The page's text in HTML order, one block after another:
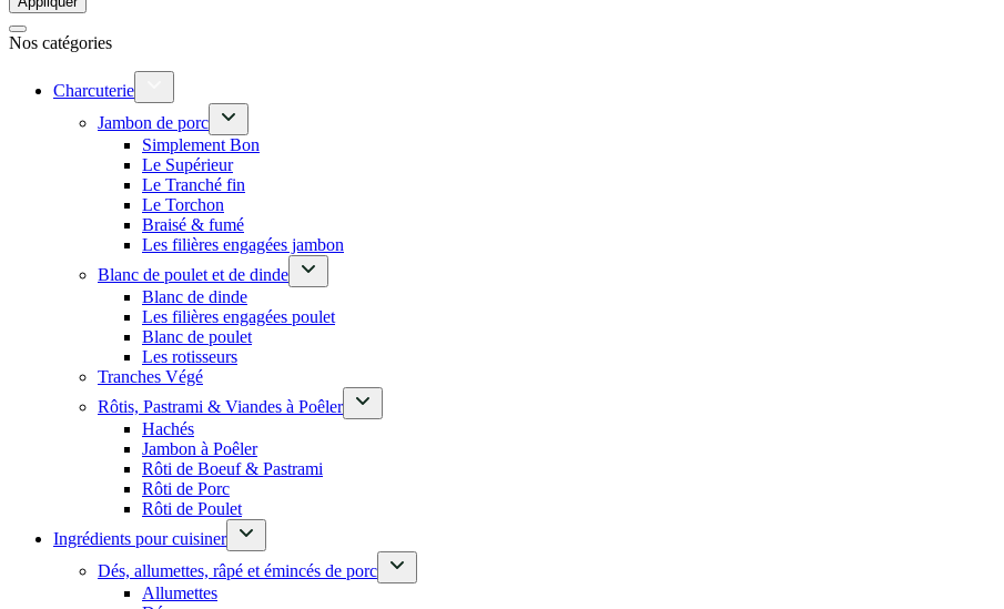
Nos catégories
Charcuterie
Jambon de porc
Simplement Bon
Le Supérieur
Le Tranché fin
Le Torchon
Braisé & fumé
Les filières engagées jambon
Blanc de poulet et de dinde
Blanc de dinde
Les filières engagées poulet
Blanc de poulet
Les rotisseurs
Tranches Végé
Rôtis, Pastrami & Viandes à Poêler
Hachés
Jambon à Poêler
Rôti de Boeuf & Pastrami
Rôti de Porc
Rôti de Poulet
Ingrédients pour cuisiner
Dés, allumettes, râpé et émincés de porc
Allumettes